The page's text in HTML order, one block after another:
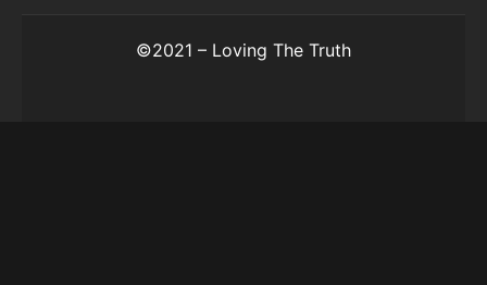
©2021 – Loving The Truth